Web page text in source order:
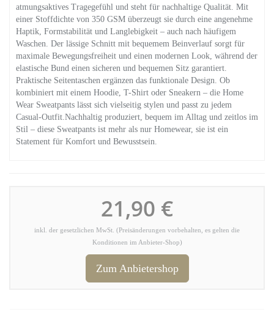
atmungsaktives Tragegefühl und steht für nachhaltige Qualität. Mit
einer Stoffdichte von 350 GSM überzeugt sie durch eine angenehme
Haptik, Formstabilität und Langlebigkeit – auch nach häufigem
Waschen. Der lässige Schnitt mit bequemem Beinverlauf sorgt für
maximale Bewegungsfreiheit und einen modernen Look, während der
elastische Bund einen sicheren und bequemen Sitz garantiert.
Praktische Seitentaschen ergänzen das funktionale Design. Ob
kombiniert mit einem Hoodie, T-Shirt oder Sneakern – die Home
Wear Sweatpants lässt sich vielseitig stylen und passt zu jedem
Casual-Outfit.Nachhaltig produziert, bequem im Alltag und zeitlos im
Stil – diese Sweatpants ist mehr als nur Homewear, sie ist ein
Statement für Komfort und Bewusstsein.
21,90 €
inkl. der gesetzlichen MwSt. (Preisänderungen vorbehalten, es gelten die
Konditionen im Anbieter-Shop)
Zum Anbietershop